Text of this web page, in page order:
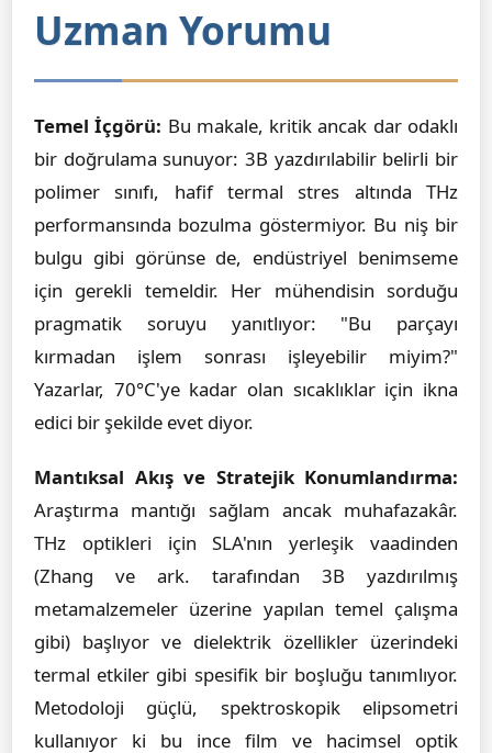
Uzman Yorumu
Temel İçgörü: Bu makale, kritik ancak dar odaklı
bir doğrulama sunuyor: 3B yazdırılabilir belirli bir
polimer sınıfı, hafif termal stres altında THz
performansında bozulma göstermiyor. Bu niş bir
bulgu gibi görünse de, endüstriyel benimseme
için gerekli temeldir. Her mühendisin sorduğu
pragmatik soruyu yanıtlıyor: "Bu parçayı
kırmadan işlem sonrası işleyebilir miyim?"
Yazarlar, 70°C'ye kadar olan sıcaklıklar için ikna
edici bir şekilde evet diyor.
Mantıksal Akış ve Stratejik Konumlandırma:
Araştırma mantığı sağlam ancak muhafazakâr.
THz optikleri için SLA'nın yerleşik vaadinden
(Zhang ve ark. tarafından 3B yazdırılmış
metamalzemeler üzerine yapılan temel çalışma
gibi) başlıyor ve dielektrik özellikler üzerindeki
termal etkiler gibi spesifik bir boşluğu tanımlıyor.
Metodoloji güçlü, spektroskopik elipsometri
kullanıyor ki bu ince film ve hacimsel optik